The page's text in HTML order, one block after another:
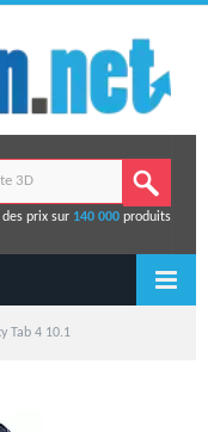
prix sur 140 000produits
Tab 4 10.1